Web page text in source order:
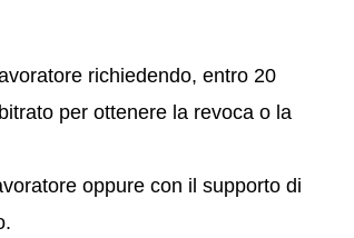
richiedendo, entro 20
per ottenere la revoca o la
oppure con il supporto di